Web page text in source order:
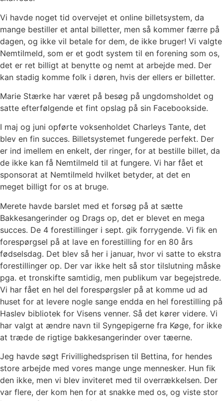
Vi havde noget tid overvejet et online billetsystem, da
mange bestiller et antal billetter, men så kommer færre på
dagen, og ikke vil betale for dem, de ikke bruger! Vi valgte
Nemtilmeld, som er et godt system til en forening som os,
det er ret billigt at benytte og nemt at arbejde med. Der
kan stadig komme folk i døren, hvis der ellers er billetter.
Marie Stærke har været på besøg på ungdomsholdet og
satte efterfølgende et fint opslag på sin Facebookside.
I maj og juni opførte voksenholdet Charleys Tante, det
blev en fin succes. Billetsystemet fungerede perfekt. Der
er ind imellem en enkelt, der ringer, for at bestille billet, da
de ikke kan få Nemtilmeld til at fungere. Vi har fået et
sponsorat at Nemtilmeld hvilket betyder, at det en
meget billigt for os at bruge.
Merete havde barslet med et forsøg på at sætte
Bakkesangerinder og Drags op, det er blevet en mega
succes. De 4 forestillinger i sept. gik forrygende. Vi fik en
forespørgsel på at lave en forestilling for en 80 års
fødselsdag. Det blev så her i januar, hvor vi satte to ekstra
forestillinger op. Der var ikke helt så stor tilslutning måske
pga. et tronskifte samtidig, men publikum var begejstrede.
Vi har fået en hel del forespørgsler på at komme ud ad
huset for at levere nogle sange endda en hel forestilling på
Haslev bibliotek for Visens venner. Så det kører videre. Vi
har valgt at ændre navn til Syngepigerne fra Køge, for ikke
at træde de rigtige bakkesangerinder over tæerne.
Jeg havde søgt Frivillighedsprisen til Bettina, for hendes
store arbejde med vores mange unge mennesker. Hun fik
den ikke, men vi blev inviteret med til overrækkelsen. Der
var flere, der kom hen for at snakke med os, og viste stor